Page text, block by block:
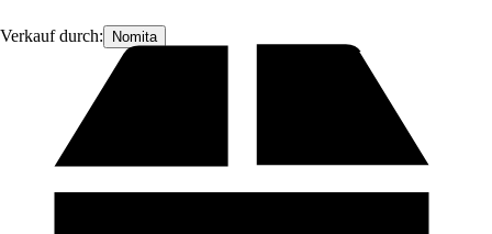
Verkauf durch: Nomita